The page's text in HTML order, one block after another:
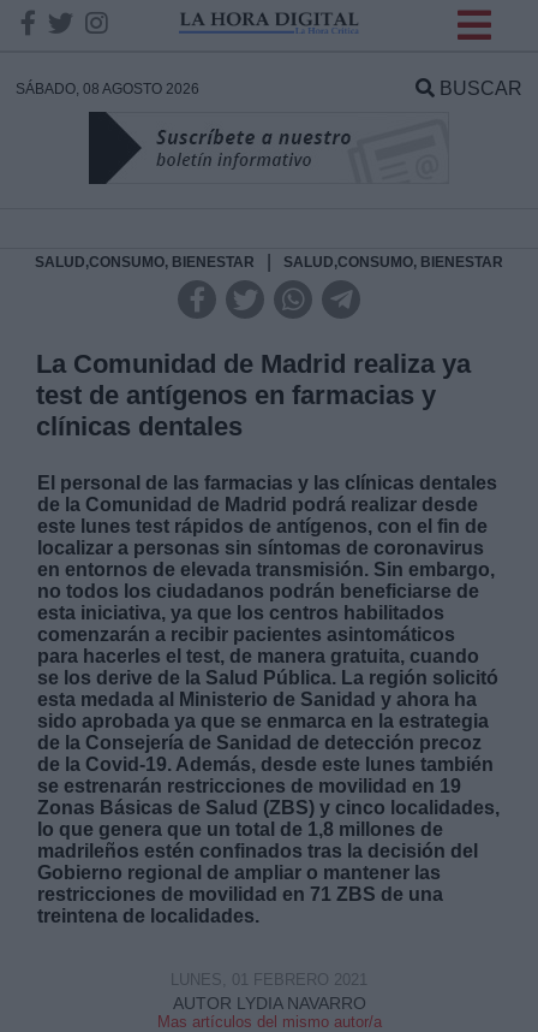
SÁBADO, 08 AGOSTO 2026 BUSCAR
SALUD,CONSUMO, BIENESTAR SALUD,CONSUMO, BIENESTAR
La Comunidad de Madrid realiza ya
test de antígenos en farmacias y
clínicas dentales
El personal de las farmacias y las clínicas dentales
de la Comunidad de Madrid podrá realizar desde
este lunes test rápidos de antígenos, con el fin de
localizar a personas sin síntomas de coronavirus
en entornos de elevada transmisión. Sin embargo,
no todos los ciudadanos podrán beneficiarse de
esta iniciativa, ya que los centros habilitados
comenzarán a recibir pacientes asintomáticos
para hacerles el test, de manera gratuita, cuando
se los derive de la Salud Pública. La región solicitó
esta medada al Ministerio de Sanidad y ahora ha
sido aprobada ya que se enmarca en la estrategia
de la Consejería de Sanidad de detección precoz
de la Covid-19. Además, desde este lunes también
se estrenarán restricciones de movilidad en 19
Zonas Básicas de Salud (ZBS) y cinco localidades,
lo que genera que un total de 1,8 millones de
madrileños estén confinados tras la decisión del
Gobierno regional de ampliar o mantener las
restricciones de movilidad en 71 ZBS de una
treintena de localidades.
AUTOR LYDIA NAVARRO
Mas artículos del mismo autor/a
LUNES, 01 FEBRERO 2021
DATOS
Responsable:
Legitimación:
Destinatarios:
Derechos:
link
Información adicional
link